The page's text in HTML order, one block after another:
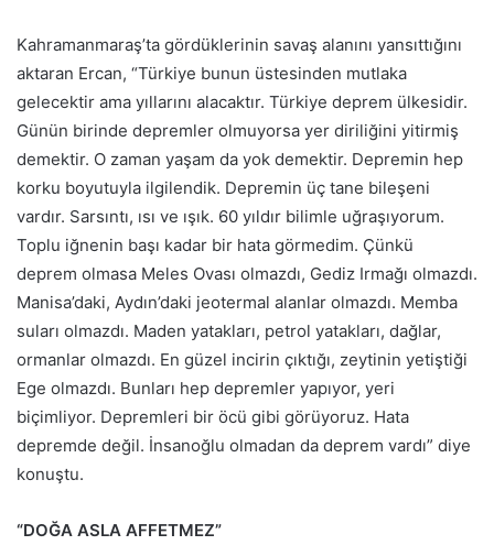
Kahramanmaraş’ta gördüklerinin savaş alanını yansıttığını
aktaran Ercan, “Türkiye bunun üstesinden mutlaka
gelecektir ama yıllarını alacaktır. Türkiye deprem ülkesidir.
Günün birinde depremler olmuyorsa yer diriliğini yitirmiş
demektir. O zaman yaşam da yok demektir. Depremin hep
korku boyutuyla ilgilendik. Depremin üç tane bileşeni
vardır. Sarsıntı, ısı ve ışık. 60 yıldır bilimle uğraşıyorum.
Toplu iğnenin başı kadar bir hata görmedim. Çünkü
deprem olmasa Meles Ovası olmazdı, Gediz Irmağı olmazdı.
Manisa’daki, Aydın’daki jeotermal alanlar olmazdı. Memba
suları olmazdı. Maden yatakları, petrol yatakları, dağlar,
ormanlar olmazdı. En güzel incirin çıktığı, zeytinin yetiştiği
Ege olmazdı. Bunları hep depremler yapıyor, yeri
biçimliyor. Depremleri bir öcü gibi görüyoruz. Hata
depremde değil. İnsanoğlu olmadan da deprem vardı” diye
konuştu.
“DOĞA ASLA AFFETMEZ”